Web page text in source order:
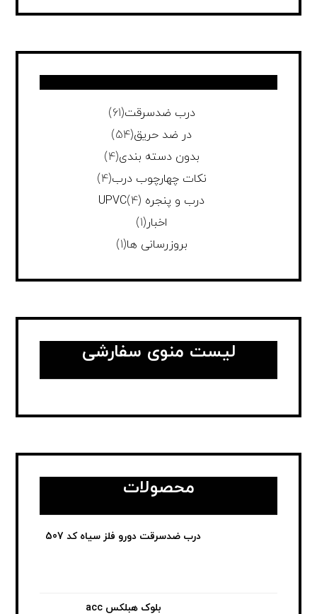
درب ضدسرقت(61)
در ضد حریق(54)
بدون دسته بندی(4)
نکات چهارچوب درب(4)
درب و پنجره UPVC (4)
اخبار(1)
بروزرسانی ها(1)
لیست منوی سفارشی
محصولات
درب ضدسرقت دورو فلز سیاه کد 507
بلوک هبلکس acc